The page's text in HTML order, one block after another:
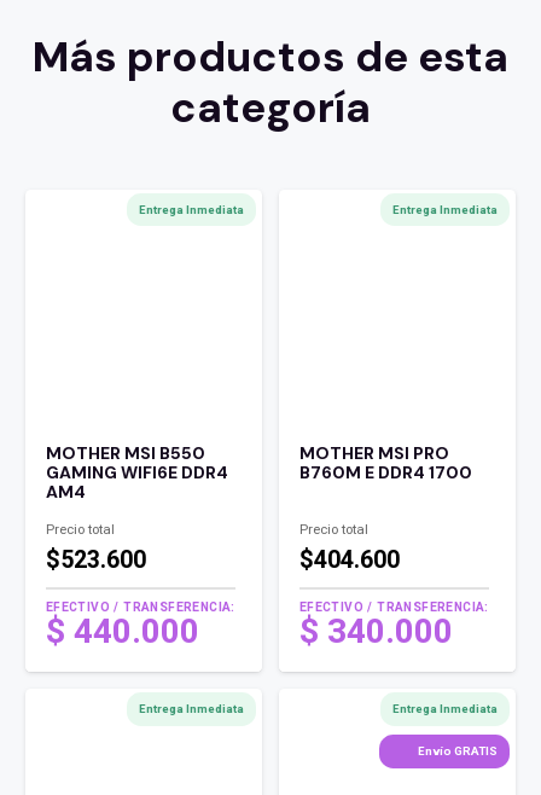
Más productos de esta
categoría
Entrega Inmediata
MOTHER MSI B550
GAMING WIFI6E DDR4
AM4
Precio total
$523.600
EFECTIVO / TRANSFERENCIA:
$440.000
Entrega Inmediata
MOTHER MSI PRO
B760M E DDR4 1700
Precio total
$404.600
EFECTIVO / TRANSFERENCIA:
$ 340.000
Entrega Inmediata Entrega Inmediata
Envío GRATIS